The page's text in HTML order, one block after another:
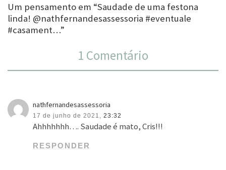
Um pensamento em “Saudade de uma festona
linda! @nathfernandesassessoria #eventuale
#casament…”
1 Comentário
nathfernandesassessoria
17 de junho de 2021, 23:32
Ahhhhhhh…. Saudade é mato, Cris!!!
RESPONDER